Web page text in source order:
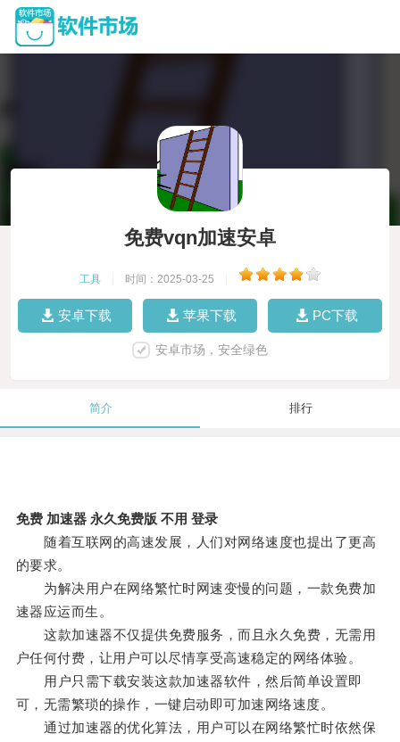
免费vqn加速安卓
工具 时间：2025-03-25
安卓下载 苹果下载 PC下载
安卓市场，安全绿色
简介 排行
免费 加速器 永久免费版 不用 登录
随着互联网的高速发展，人们对网络速度也提出了更高
的要求。
为解决用户在网络繁忙时网速变慢的问题，一款免费加
速器应运而生。
这款加速器不仅提供免费服务，而且永久免费，无需用
户任何付费，让用户可以尽情享受高速稳定的网络体验。
用户只需下载安装这款加速器软件，然后简单设置即
可，无需繁琐的操作，一键启动即可加速网络速度。
通过加速器的优化算法，用户可以在网络繁忙时依然保